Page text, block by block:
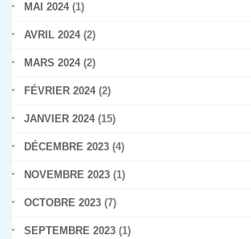
MAI 2024(1)
AVRIL 2024(2)
MARS 2024(2)
FÉVRIER 2024(2)
JANVIER 2024(15)
DÉCEMBRE 2023 (4)
NOVEMBRE 2023 (1)
OCTOBRE 2023 (7)
SEPTEMBRE 2023 (1)